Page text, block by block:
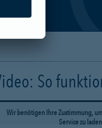
So
Wir benötigen Ihre Zustimmung,
Service zu